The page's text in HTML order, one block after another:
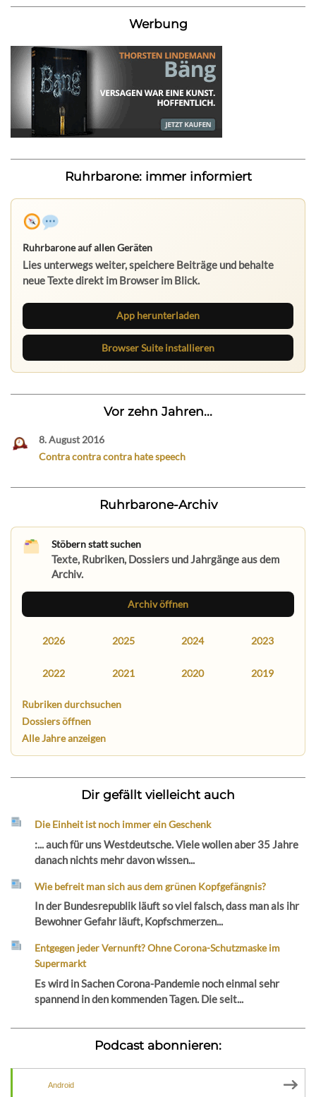
Werbung
Ruhrbarone: immer informiert
Ruhrbarone auf allen Geräten
Lies unterwegs weiter, speichere Beiträge und behalte
neue Texte direkt im Browser im Blick.
App herunterladen
Browser Suite installieren
Vor zehn Jahren...
8. August 2016
Contra contra contra hate speech
Ruhrbarone-Archiv
Stöbern statt suchen
Texte, Rubriken, Dossiers und Jahrgänge aus dem
Archiv.
Archiv öffnen
2026 2025 2024 2023
2022 2021 2020 2019
Rubriken durchsuchen
Dossiers öffnen
Alle Jahre anzeigen
Dir gefällt vielleicht auch
Die Einheit ist noch immer ein Geschenk
:... auch für uns Westdeutsche. Viele wollen aber 35 Jahre
danach nichts mehr davon wissen...
Wie befreit man sich aus dem grünen Kopfgefängnis?
In der Bundesrepublik läuft so viel falsch, dass man als ihr
Bewohner Gefahr läuft, Kopfschmerzen...
Entgegen jeder Vernunft? Ohne Corona-Schutzmaske im
Supermarkt
Es wird in Sachen Corona-Pandemie noch einmal sehr
spannend in den kommenden Tagen. Die seit...
Podcast abonnieren:
Android